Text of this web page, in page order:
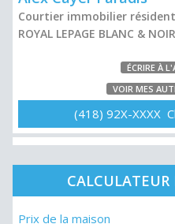
Courtier immobilier
ROYAL LEPAGE BLANC & NOIR
ÉCRIRE À
VOIR MES
(418) 92X-XXXX
Prix de la maison